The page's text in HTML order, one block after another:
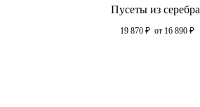
Пусеты из серебра
19 870 ₽ от 16 890 ₽